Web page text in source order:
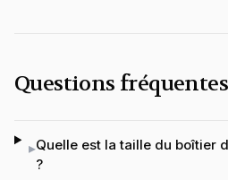
Questions fréquentes
▸Quelle est la taille du boîtier
?